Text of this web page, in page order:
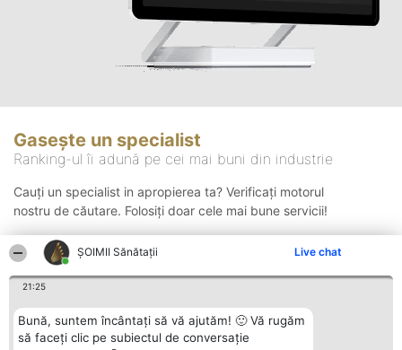
ŞOIMII Sănătații Live chat
21:25
Bună, suntem încântați să vă ajutăm! 🙂 Vă rugăm
să faceți clic pe subiectul de conversație
Gasește un specialist
Ranking-ul îi adună pe cei mai buni din industrie
Cauți un specialist in apropierea ta? Verificați motorul
nostru de căutare. Folosiți doar cele mai bune servicii!